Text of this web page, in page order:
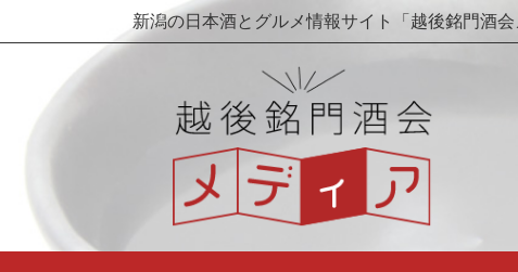
新潟の日本酒とグルメ情報サイト「越後銘門酒会